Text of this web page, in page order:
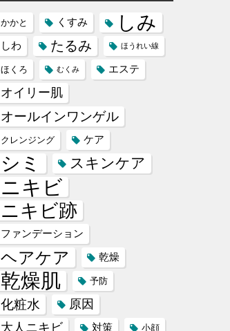
かかと くすみ しみ
しわ たるみ ほうれい線
ほくろ むくみ エステ
オイリー肌
オールインワンゲル
クレンジング ケア
シミ スキンケア
ニキビ
ニキビ跡
ファンデーション
ヘアケア 乾燥
乾燥肌 予防
化粧水
原因
大人ニキビ
対策 小顔